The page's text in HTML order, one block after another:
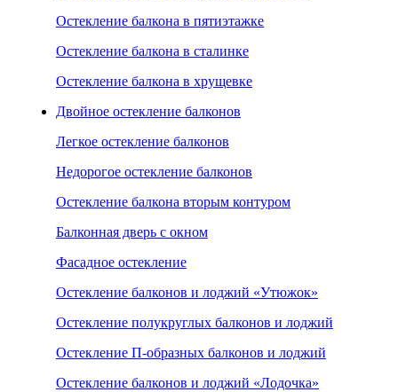
Остекление балкона в пятиэтажке
Остекление балкона в сталинке
Остекление балкона в хрущевке
Двойное остекление балконов
Легкое остекление балконов
Недорогое остекление балконов
Остекление балкона вторым контуром
Балконная дверь с окном
Фасадное остекление
Остекление балконов и лоджий «Утюжок»
Остекление полукруглых балконов и лоджий
Остекление П-образных балконов и лоджий
Остекление балконов и лоджий «Лодочка»